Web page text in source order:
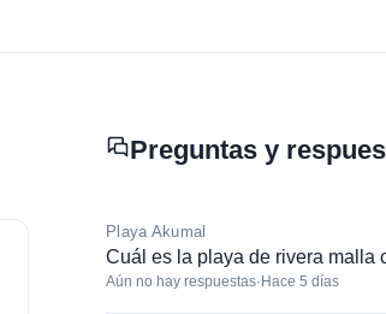
Preguntas y
Playa Akumal
Cuál es la playa de rivera malla
Aún no hay respuestas· Hace 5 días